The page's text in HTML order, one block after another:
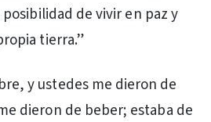
de vivir en paz y
tierra.”
y ustedes me dieron de
dieron de beber; estaba de